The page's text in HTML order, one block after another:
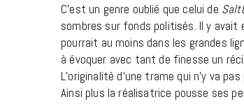
C’est un genre oublié que celui de
sombres sur fonds politisés. Il y avait
pourrait au moins dans les grandes
à évoquer avec tant de finesse un
L’originalité d’une trame qui n’y va
Ainsi plus la réalisatrice pousse ses